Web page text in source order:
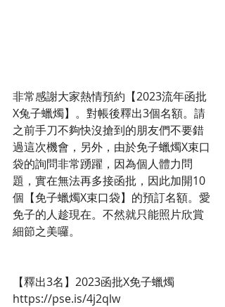
非常感謝大家熱情預約【2023流年函批
X兔子蠟燭】。對帳後釋出3個名額。請
之前手刀不夠快沒搶到的朋友們不要錯
過這次機會，另外，由於免子蠟燭X束口
袋的詢問非常踴躍，因為個人體力問
題，實在無法再多接函批，因此加開10
個【免子蠟燭X束口袋】的預訂名額。愛
免子的人趁現在。不然就只能照片欣賞
細節之美囉。
【釋出3名】2023函批X免子蠟燭
https://pse.is/4j2qlw